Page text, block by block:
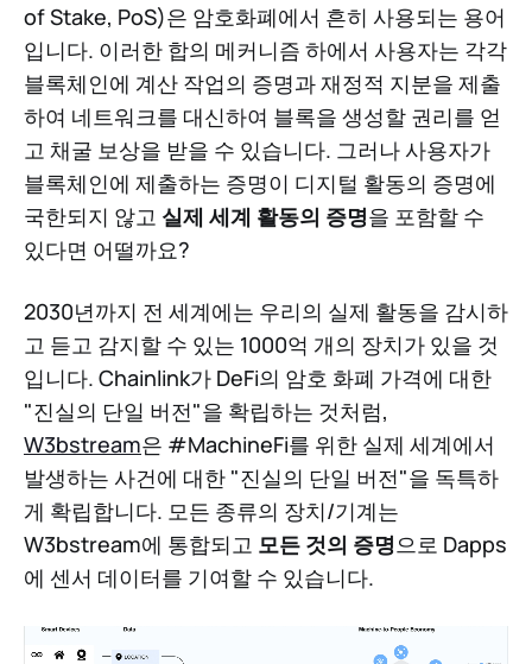
of Stake, PoS)은 암호화폐에서 흔히 사용되는 용어
입니다. 이러한 합의 메커니즘 하에서 사용자는 각각
블록체인에 계산 작업의 증명과 재정적 지분을 제출
하여 네트워크를 대신하여 블록을 생성할 권리를 얻
고 채굴 보상을 받을 수 있습니다. 그러나 사용자가
블록체인에 제출하는 증명이 디지털 활동의 증명에
국한되지 않고 실제 세계 활동의 증명을 포함할 수
있다면 어떨까요?
2030년까지 전 세계에는 우리의 실제 활동을 감시하
고 듣고 감지할 수 있는 1000억 개의 장치가 있을 것
입니다. Chainlink가 DeFi의 암호 화폐 가격에 대한
"진실의 단일 버전"을 확립하는 것처럼,
W3bstream은 #MachineFi를 위한 실제 세계에서
발생하는 사건에 대한 "진실의 단일 버전"을 독특하
게 확립합니다. 모든 종류의 장치/기계는
W3bstream에 통합되고 모든 것의 증명으로 Dapps
에 센서 데이터를 기여할 수 있습니다.